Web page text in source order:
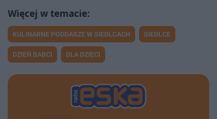
KULINARNE PODDASZE W SIEDLCACH SIEDLCE
DZIEŃ BABCI DLA DZIECI